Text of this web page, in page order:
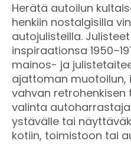
Herätä autoilun
henkiin nostalgisilla
autojulisteilla.
inspiraationsa
mainos- ja
ajattoman muotoilun,
vahvan retrohenkisen
valinta
ystävälle tai
kotiin, toimistoon tai